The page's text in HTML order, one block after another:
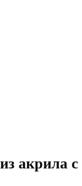
акрила с